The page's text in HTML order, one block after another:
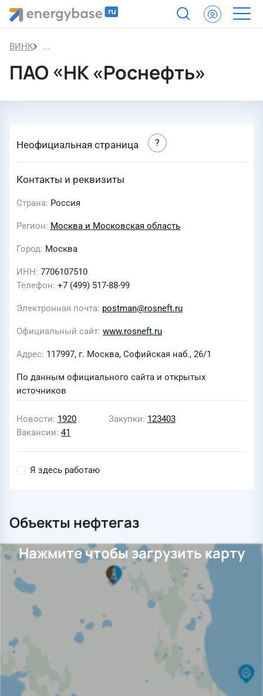
ВИНК ПАО «НК «Роснефть»
ПАО «НК «Роснефть»
Неофициальная страница
Контакты и реквизиты
Страна Россия
Регион Москва и Московская область
Город Москва
ИНН 7706107510
Телефон +7 (499) 517-88-99
Электронная почта postman@rosneft.ru
Официальный сайт www.rosneft.ru
Адрес 117997, г. Москва, Софийская наб., 26/1
По данным официального сайта и открытых
источников
Новости 1920 Закупки 123403
Вакансии 41
Я здесь работаю
Объекты нефтегаз
Нажмите чтобы загрузить карту